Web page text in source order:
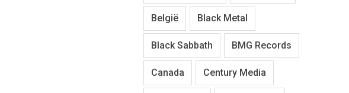
België Black Metal
Black Sabbath BMG Records
Canada Century Media